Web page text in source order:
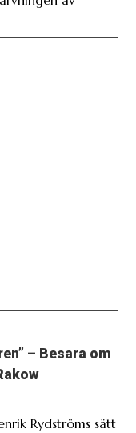
– Besara om
Rydströms sätt